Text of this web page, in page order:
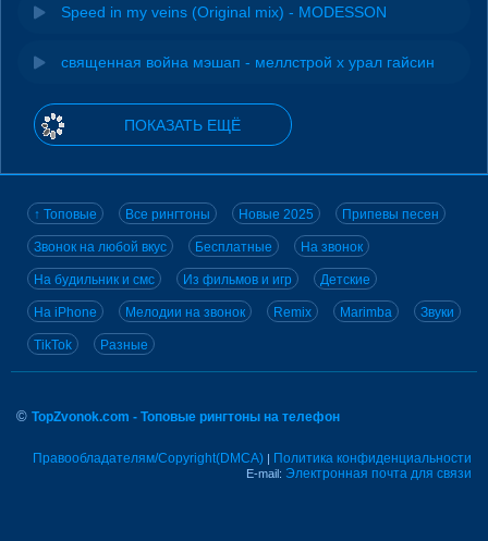
Speed in my veins (Original mix) - MODESSON
священная война мэшап - меллстрой х урал гайсин
ПОКАЗАТЬ ЕЩЁ
↑ Топовые Все рингтоны Новые 2025 Припевы песен
Звонок на любой вкус Бесплатные На звонок
На будильник и смс Из фильмов и игр Детские
На iPhone Мелодии на звонок Remix Marimba Звуки
TikTok Разные
© TopZvonok.com - Топовые рингтоны на телефон
Правообладателям/Copyright(DMCA) | Политика конфиденциальности
E-mail: Электронная почта для связи